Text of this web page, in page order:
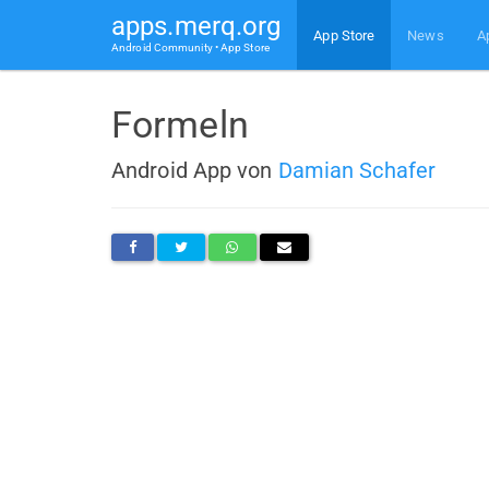
apps.merq.org
Android Community • App Store
App Store News
Formeln
Android App von Damian Schafer